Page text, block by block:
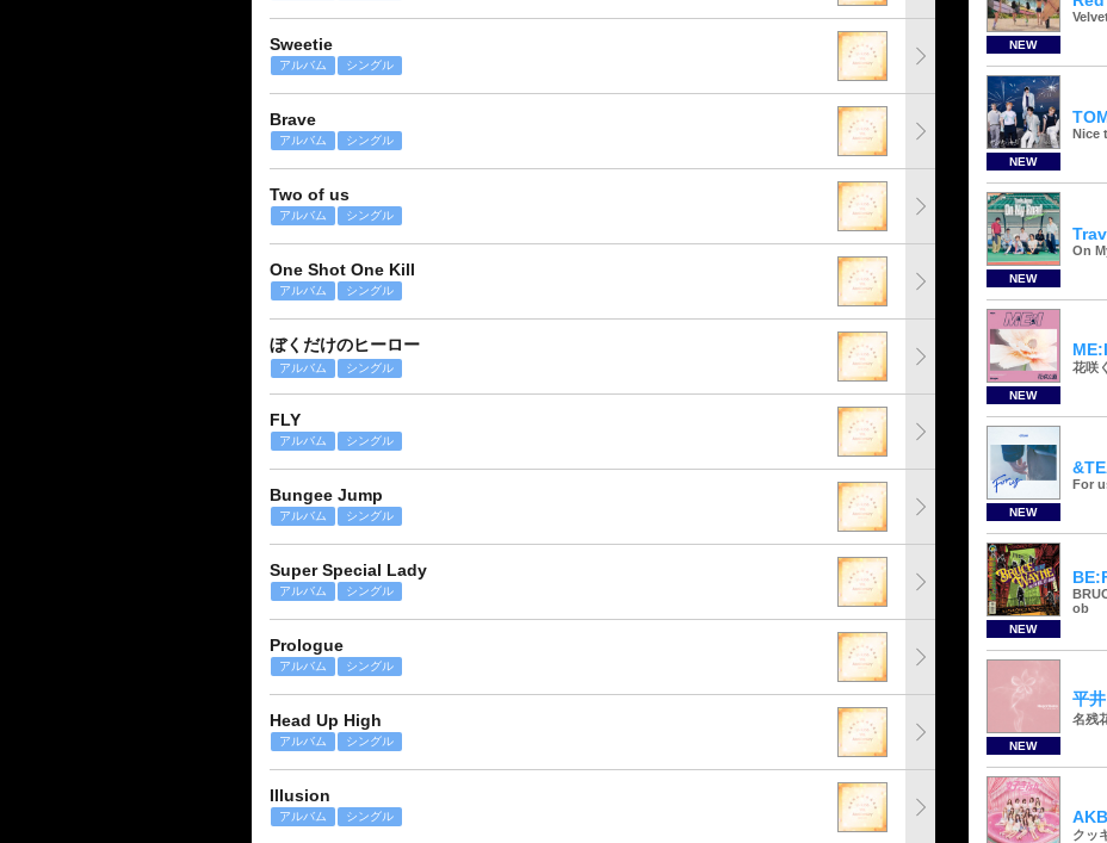
Sweetie
アルバム シングル
Brave
アルバム シングル
Two of us
アルバム シングル
One Shot One Kill
アルバム シングル
ぼくだけのヒーロー
アルバム シングル
FLY
アルバム シングル
Bungee Jump
アルバム シングル
Super Special Lady
アルバム シングル
Prologue
アルバム シングル
Head Up High
アルバム シングル
Illusion
アルバム シングル
NEW
NEW
Nice
NEW
On
NEW
ME:I
花咲
NEW
For
NEW
ob
NEW
平
名残
クッ